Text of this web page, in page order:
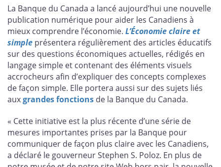
Facebook
X
LinkedIncourriel
La Banque du Canada a lancé aujourd’hui une nouvelle
publication numérique pour aider les Canadiens à
mieux comprendre l’économie. L’Économie claire et
simple présentera régulièrement des articles éducatifs
sur des questions économiques actuelles, rédigés en
langage simple et contenant des éléments visuels
accrocheurs afin d’expliquer des concepts complexes
de façon simple. Elle portera aussi sur des sujets liés
auxgrandes fonctions de la Banque du Canada.
« Cette initiative est la plus récente d’une série de
mesures importantes prises par la Banque pour
communiquer de façon plus claire avec les Canadiens,
a déclaré le gouverneur Stephen S. Poloz. En plus de